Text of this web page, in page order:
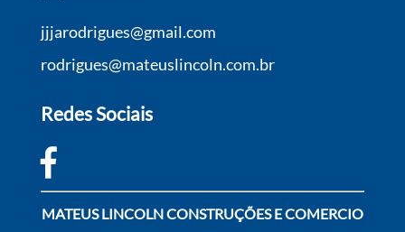
jjjarodrigues@gmail.com
rodrigues@mateuslincoln.com.br
Redes Sociais
MATEUS LINCOLN CONSTRUÇÕES E COMERCIO